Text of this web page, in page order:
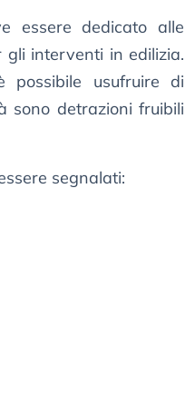
essere dedicato alle
gli interventi in edilizia.
possibile usufruire di
sono detrazioni fruibili
segnalati: